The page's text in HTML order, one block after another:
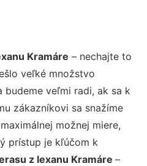
Kramáre – nechajte to
veľké množstvo
veľmi radi, ak sa k
zákazníkovi sa snažíme
možnej miere,
prístup je kľúčom k
z lexanu Kramáre –